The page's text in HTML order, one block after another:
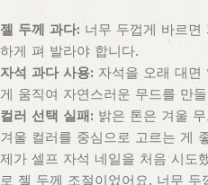
젤 두께 과다: 너무 두껍게 바르면
하게 펴 발라야 합니다.
자석 과다 사용: 자석을 오래 대면
게 움직여 자연스러운 무드를 만
컬러 선택 실패: 밝은 톤은 겨울
겨울 컬러를 중심으로 고르는 게
제가 셀프 자석 네일을 처음 시도
로 젤 두께 조절이었어요. 너무